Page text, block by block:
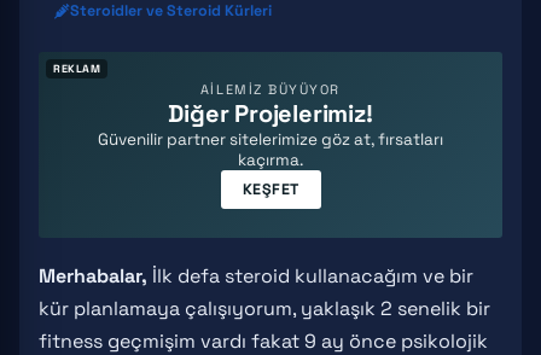
Steroidler ve Steroid Kürleri
REKLAM
AİLEMİZ BÜYÜYOR
Diğer Projelerimiz!
Güvenilir partner sitelerimize göz at, fırsatları
kaçırma.
KEŞFET
Merhabalar, İlk defa steroid kullanacağım ve bir
kür planlamaya çalışıyorum, yaklaşık 2 senelik bir
fitness geçmişim vardı fakat 9 ay önce psikolojik